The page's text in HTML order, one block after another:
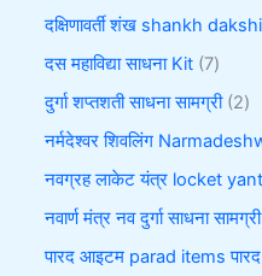
दक्षिणावर्ती शंख shankh
दस महाविद्या साधना Kit 7
दुर्गा शप्तशती साधना सामग्री 2
नर्मदेश्वर शिवलिंग
नवग्रह लाकेट यंत्र locket
नवार्ण मंत्र नव दुर्गा साधना
पारद आइटम parad items पारद